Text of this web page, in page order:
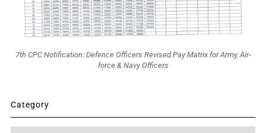
7th CPC Notification: Defence Officers Revised Pay Matrix for Army, Air-
force & Navy Officers
Category